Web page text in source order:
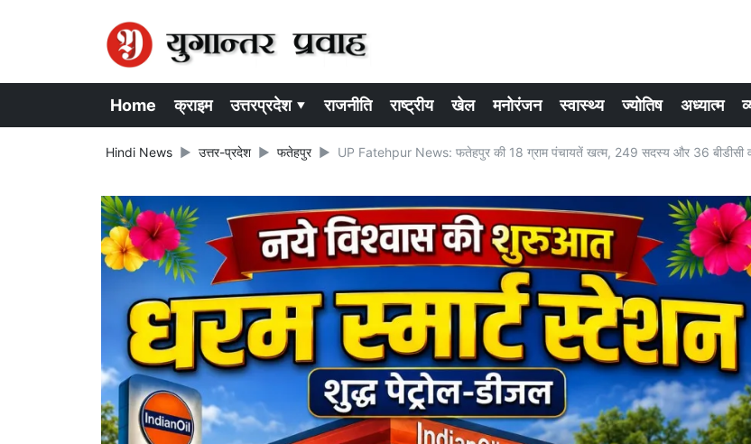
Home क्राइम उत्तरप्रदेश ▾ राजनीति राष्ट्रीय खेल मनोरंजन स्वास्थ्य ज्योतिष अध्यात्म
Hindi News उत्तर-प्रदेश फतेहपुर UP Fatehpur News: फतेहपुर की 18 ग्राम पंचायतें खत्म, 249 सदस्य और 36 बीडीसी